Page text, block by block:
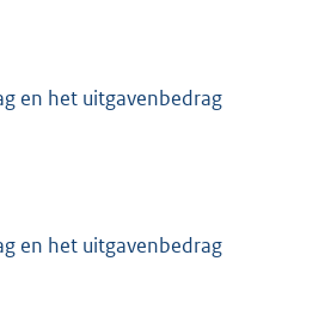
en het uitgavenbedrag
en het uitgavenbedrag